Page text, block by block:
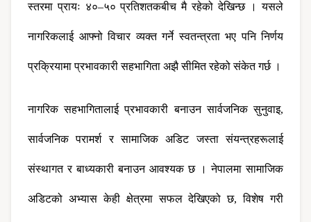
स्तरमा प्रायः ४०–५० प्रतिशतकबीच मै रहेको देखिन्छ । यसले
नागरिकलाई आफ्नो विचार व्यक्त गर्ने स्वतन्त्रता भए पनि निर्णय
प्रक्रियामा प्रभावकारी सहभागिता अझै सीमित रहेको संकेत गर्छ ।
नागरिक सहभागितालाई प्रभावकारी बनाउन सार्वजनिक सुनुवाइ,
सार्वजनिक परामर्श र सामाजिक अडिट जस्ता संयन्त्रहरूलाई
संस्थागत र बाध्यकारी बनाउन आवश्यक छ । नेपालमा सामाजिक
अडिटको अभ्यास केही क्षेत्रमा सफल देखिएको छ, विशेष गरी